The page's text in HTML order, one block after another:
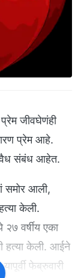
प्रेम जीवघेणंही
प्रेम आहे.
संबंध आहेत.
समोर आली,
केली.
२७ वर्षीय एका
हत्या केली. आईने
फेब्रुवारी